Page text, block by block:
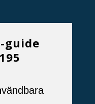
guide